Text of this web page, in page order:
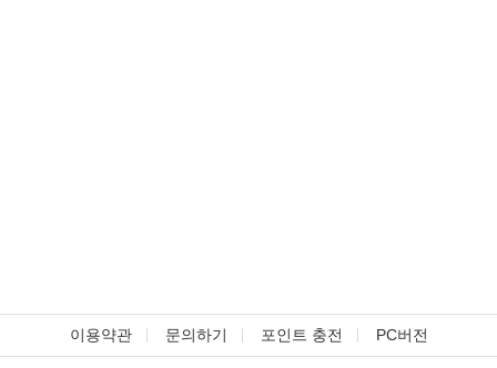
이용약관 문의하기 포인트 충전 PC버전